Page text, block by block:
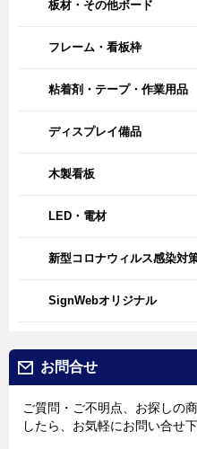
板材・その他ボード
フレーム・看板枠
粘着剤・テープ・作業用品
ディスプレイ備品
木製看板
LED・電材
新型コロナウィルス感染対
SignWebオリジナル
お問合せ
ご質問・ご不明点、お探しの
したら、お気軽にお問い合せ下